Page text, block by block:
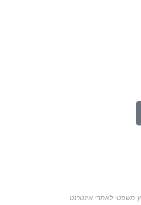
משפטי לאתרי אינטרנט